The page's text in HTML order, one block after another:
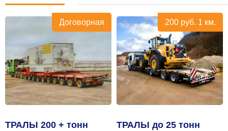
ТРАЛЫ 200 + тонн
Договорная
ТРАЛЫ до 25 тонн
200 руб. 1 км.